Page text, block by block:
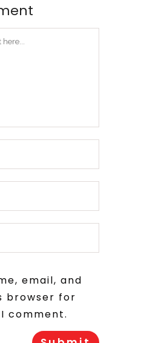
email, and
browser for
comment.